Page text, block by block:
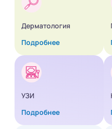
Дерматология
Подробнее
УЗИ
Подробнее